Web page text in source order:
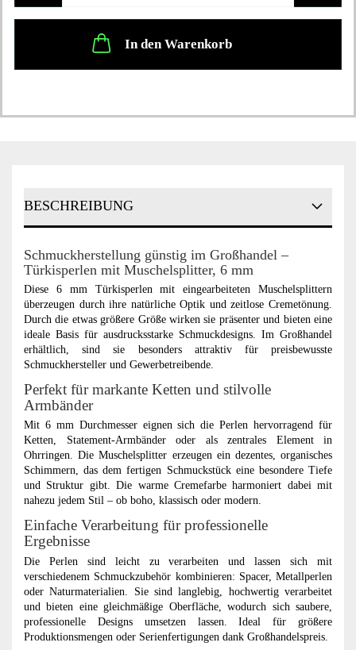
In den Warenkorb
BESCHREIBUNG
Schmuckherstellung günstig im Großhandel –
Türkisperlen mit Muschelsplitter, 6 mm
Diese 6 mm Türkisperlen mit eingearbeiteten Muschelsplittern
überzeugen durch ihre natürliche Optik und zeitlose Cremetönung.
Durch die etwas größere Größe wirken sie präsenter und bieten eine
ideale Basis für ausdrucksstarke Schmuckdesigns. Im Großhandel
erhältlich, sind sie besonders attraktiv für preisbewusste
Schmuckhersteller und Gewerbetreibende.
Perfekt für markante Ketten und stilvolle
Armbänder
Mit 6 mm Durchmesser eignen sich die Perlen hervorragend für
Ketten, Statement-Armbänder oder als zentrales Element in
Ohrringen. Die Muschelsplitter erzeugen ein dezentes, organisches
Schimmern, das dem fertigen Schmuckstück eine besondere Tiefe
und Struktur gibt. Die warme Cremefarbe harmoniert dabei mit
nahezu jedem Stil – ob boho, klassisch oder modern.
Einfache Verarbeitung für professionelle
Ergebnisse
Die Perlen sind leicht zu verarbeiten und lassen sich mit
verschiedenem Schmuckzubehör kombinieren: Spacer, Metallperlen
oder Naturmaterialien. Sie sind langlebig, hochwertig verarbeitet
und bieten eine gleichmäßige Oberfläche, wodurch sich saubere,
professionelle Designs umsetzen lassen. Ideal für größere
Produktionsmengen oder Serienfertigungen dank Großhandelspreis.